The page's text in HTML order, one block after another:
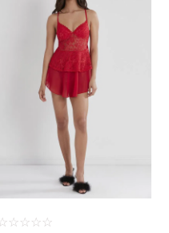
ÜRÜNÜ İNCELE
☆ ☆ ☆ ☆